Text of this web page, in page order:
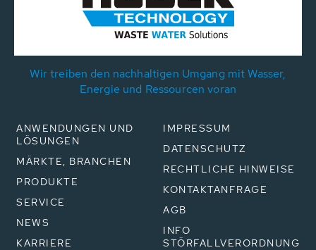
Wir treiben den nachhaltigen Umgang mit Wasser,
Energie und Ressourcen voran
ANWENDUNGEN UND
LÖSUNGEN
MÄRKTE, BRANCHEN
PRODUKTE
SERVICE
NEWS
KARRIERE
IMPRESSUM
DATENSCHUTZ
RECHTLICHE HINWEISE
KONTAKTANFRAGE
AGB
INFO
STÖRFALLVERORDNUNG